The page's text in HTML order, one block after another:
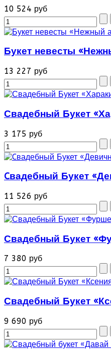
10 524 руб
Букет невесты
13 227 руб
Свадебный Букет
3 175 руб
Cвадебный Букет
11 526 руб
Свадебный Букет
7 380 руб
Свадебный Букет
9 690 руб